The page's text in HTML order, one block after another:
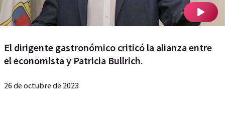
El dirigente gastronómico criticó la alianza entre
el economista y Patricia Bullrich.
26 de octubre de 2023